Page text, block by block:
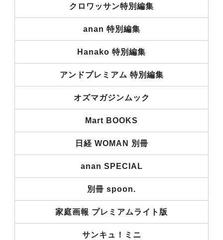
クロワッサン特別編集
anan 特別編集
Hanako 特別編集
アンドプレミアム 特別編集
オズマガジンムック
Mart BOOKS
日経 WOMAN 別冊
anan SPECIAL
別冊 spoon.
家庭画報 プレミアムライト版
サンキュ！ミニ